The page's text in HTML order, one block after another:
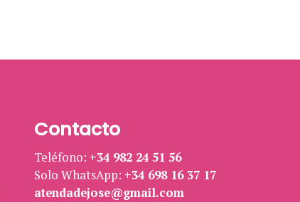
Contacto
Teléfono: +34 982 24 51 56
Solo WhatsApp: +34 698 16 37 17
atendadejose@gmail.com